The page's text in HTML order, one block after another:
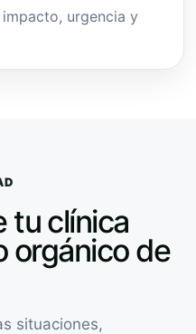
urgencia y
tu clínica
orgánico de
situaciones,